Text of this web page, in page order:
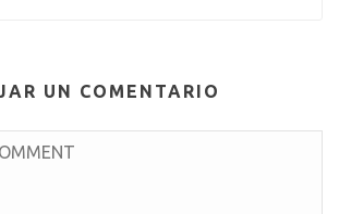
UN COMENTARIO